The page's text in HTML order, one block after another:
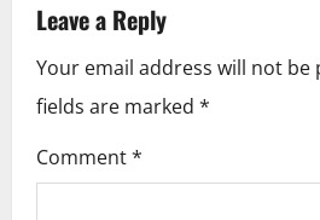
a
v
i
g
Leave a Reply
Your email address will not be
fields are marked *
Comment*